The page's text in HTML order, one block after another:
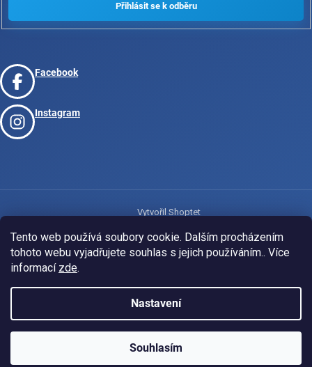
Tento web používá soubory cookie. Dalším procházením
tohoto webu vyjadřujete souhlas s jejich používáním.. Více
informací zde.
Nastavení
Souhlasím
Facebook
Instagram
Vytvořil Shoptet
Copyright 2026www.josport.cz. Všechna práva vyhrazena.